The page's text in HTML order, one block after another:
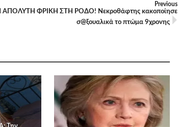
Previous
ΑΠΟΛΥΤΗ ΦΡΙΚΗ ΣΤΗ ΡΟΔΟ! Νεκροθάφτης κακοποίησε
σ@ξουαλικά το πτώμα 9χρονης